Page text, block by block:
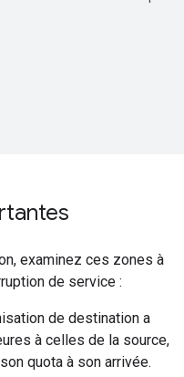
examinez ces zones à
de service :
de destination a
à celles de la source,
quota à son arrivée.